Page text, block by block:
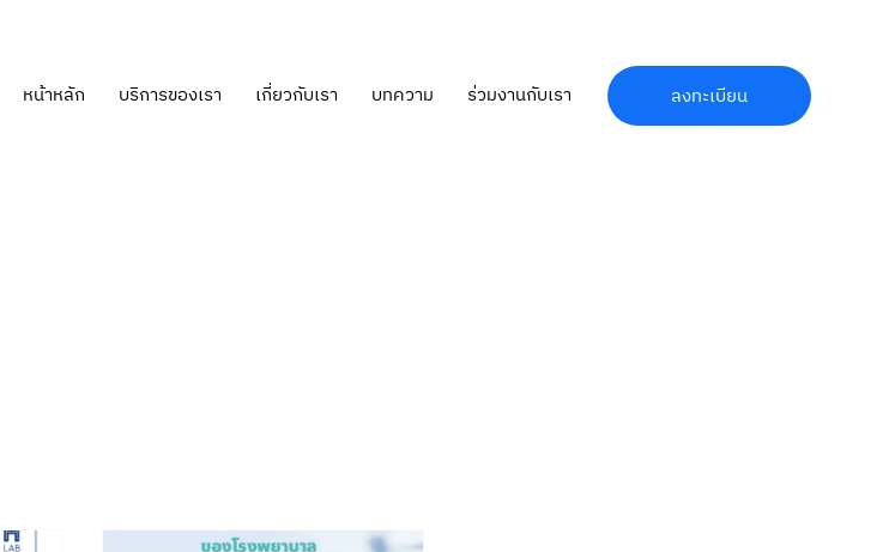
หน้าหลัก บริการของเรา เกี่ยวกับเรา บทความ ร่วมงานกับเรา ลงทะเบียน